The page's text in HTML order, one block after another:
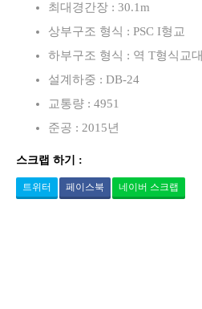
최대경간장 : 30.1m
상부구조 형식 : PSC I형교
하부구조 형식 : 역 T형식교대
설계하중 : DB-24
교통량 : 4951
준공 : 2015년
스크랩 하기 :
트위터 페이스북 네이버 스크랩